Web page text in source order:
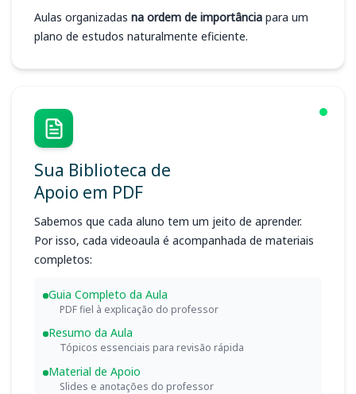
Aulas organizadas na ordem de importância para um
plano de estudos naturalmente eficiente.
Sua Biblioteca de
Apoio em PDF
Sabemos que cada aluno tem um jeito de aprender.
Por isso, cada videoaula é acompanhada de materiais
completos:
Guia Completo da Aula
PDF fiel à explicação do professor
Resumo da Aula
Tópicos essenciais para revisão rápida
Material de Apoio
Slides e anotações do professor